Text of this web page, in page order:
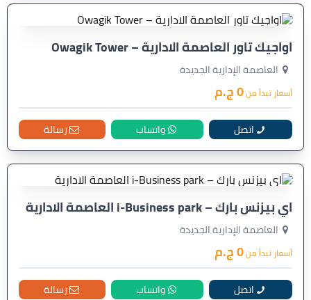
اواجيك تاور العاصمة الادارية – Owagik Tower
العاصمة الإدارية الجديدة
أسعار تبدأ من0 ج.م
اتصل واتساب رسالة
اي بيزنس بارك – i-Business park العاصمة الادارية
العاصمة الإدارية الجديدة
أسعار تبدأ من0 ج.م
اتصل واتساب رسالة